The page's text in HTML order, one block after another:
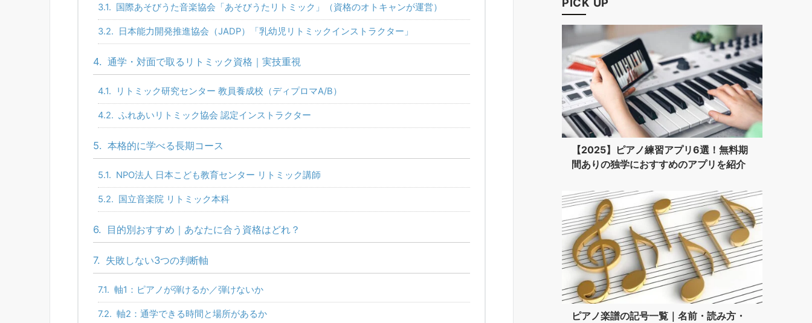
3.1. 国際あそびうた音楽協会「あそびうたリトミック」（資格のオトキャンが運営）
3.2. 日本能力開発推進協会（JADP）「乳幼児リトミックインストラクター」
4. 通学・対面で取るリトミック資格｜実技重視
4.1. リトミック研究センター 教員養成校（ディプロマA/B）
4.2. ふれあいリトミック協会 認定インストラクター
5. 本格的に学べる長期コース
5.1. NPO法人 日本こども教育センター リトミック講師
5.2. 国立音楽院 リトミック本科
6. 目的別おすすめ｜あなたに合う資格はどれ？
7. 失敗しない3つの判断軸
7.1. 軸1：ピアノが弾けるか／弾けないか
7.2. 軸2：通学できる時間と場所があるか
【2025】ピアノ練習アプリ6選！無料期
間ありの独学におすすめのアプリを紹介
ピアノ楽譜の記号一覧｜名前・読み方・